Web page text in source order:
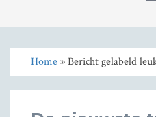
Home» Bericht gelabeld